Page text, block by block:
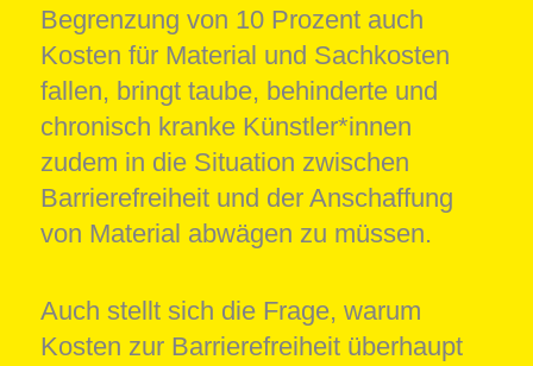
Begrenzung von 10 Prozent auch
Kosten für Material und Sachkosten
fallen, bringt taube, behinderte und
chronisch kranke Künstler*innen
zudem in die Situation zwischen
Barrierefreiheit und der Anschaffung
von Material abwägen zu müssen.
Auch stellt sich die Frage, warum
Kosten zur Barrierefreiheit überhaupt